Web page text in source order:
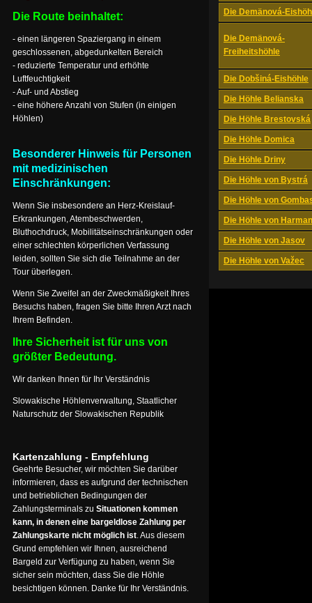
Die Demänová-
Die Demänová-
Freiheitshöhle
Die Dobšiná-Eishöhle
Die Höhle Belianska
Die Höhle Brestovská
Die Höhle Domica
Die Höhle Driny
Die Höhle von Bystrá
Die Höhle von
Die Höhle von
Die Höhle von Jasov
Die Höhle von Važec
Die Route beinhaltet:
- einen längeren Spaziergang in einem
geschlossenen, abgedunkelten Bereich
- reduzierte Temperatur und erhöhte
Luftfeuchtigkeit
- Auf- und Abstieg
- eine höhere Anzahl von Stufen (in einigen
Höhlen)
Besonderer Hinweis für Personen
mit medizinischen
Einschränkungen:
Wenn Sie insbesondere an Herz-Kreislauf-
Erkrankungen, Atembeschwerden,
Bluthochdruck, Mobilitätseinschränkungen oder
einer schlechten körperlichen Verfassung
leiden, sollten Sie sich die Teilnahme an der
Tour überlegen.
Wenn Sie Zweifel an der Zweckmäßigkeit Ihres
Besuchs haben, fragen Sie bitte Ihren Arzt nach
Ihrem Befinden.
Ihre Sicherheit ist für uns von
größter Bedeutung.
Wir danken Ihnen für Ihr Verständnis
Slowakische Höhlenverwaltung, Staatlicher
Naturschutz der Slowakischen Republik
Kartenzahlung - Empfehlung
Geehrte Besucher, wir möchten Sie darüber
informieren, dass es aufgrund der technischen
und betrieblichen Bedingungen der
Zahlungsterminals zu Situationen kommen
kann, in denen eine bargeldlose Zahlung per
Zahlungskarte nicht möglich ist. Aus diesem
Grund empfehlen wir Ihnen, ausreichend
Bargeld zur Verfügung zu haben, wenn Sie
sicher sein möchten, dass Sie die Höhle
besichtigen können. Danke für Ihr Verständnis.